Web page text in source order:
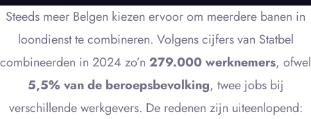
Steeds meer Belgen kiezen ervoor om meerdere banen in
loondienst te combineren. Volgens cijfers van Statbel
combineerden in 2024 zo’n 279.000 werknemers, ofwel
5,5% van de beroepsbevolking, twee jobs bij
verschillende werkgevers. De redenen zijn uiteenlopend: